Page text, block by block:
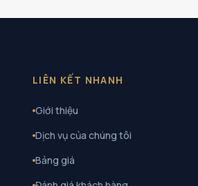
LIÊN KẾT NHANH
Giới thiệu
Dịch vụ của chúng tôi
Bảng giá